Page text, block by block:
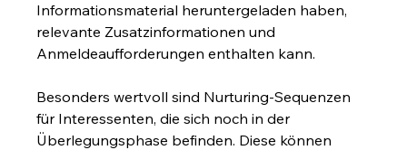
Informationsmaterial heruntergeladen haben,
relevante Zusatzinformationen und
Anmeldeaufforderungen enthalten kann.
Besonders wertvoll sind Nurturing-Sequenzen
für Interessenten, die sich noch in der
Überlegungsphase befinden. Diese können